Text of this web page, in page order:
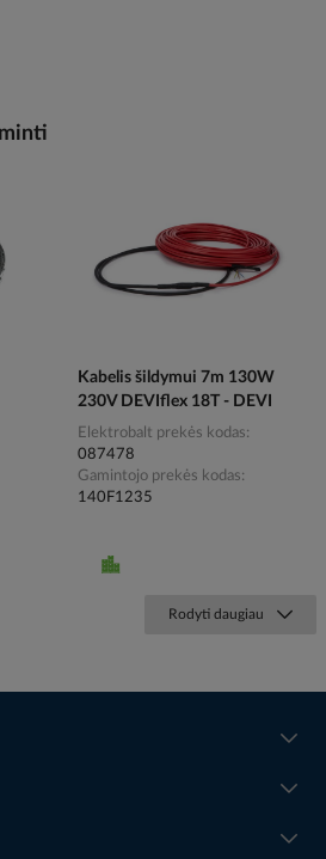
Kabelis šildymui 7m 130W
230V DEVIflex 18T - DEVI
Elektrobalt prekės kodas
087478
Gamintojo prekės kodas
140F1235
Rodyti daugiau